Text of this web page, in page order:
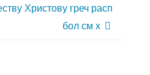
Христову греч расп
бол см х